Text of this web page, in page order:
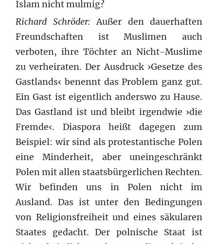
Islam nicht mulmig?
Richard Schröder: Außer den dauerhaften
Freundschaften ist Muslimen auch
verboten, ihre Töchter an Nicht-Muslime
zu verheiraten. Der Ausdruck ›Gesetze des
Gastlands‹ benennt das Problem ganz gut.
Ein Gast ist eigentlich anderswo zu Hause.
Das Gastland ist und bleibt irgendwie ›die
Fremde‹. Diaspora heißt dagegen zum
Beispiel: wir sind als protestantische Polen
eine Minderheit, aber uneingeschränkt
Polen mit allen staatsbürgerlichen Rechten.
Wir befinden uns in Polen nicht im
Ausland. Das ist unter den Bedingungen
von Religionsfreiheit und eines säkularen
Staates gedacht. Der polnische Staat ist